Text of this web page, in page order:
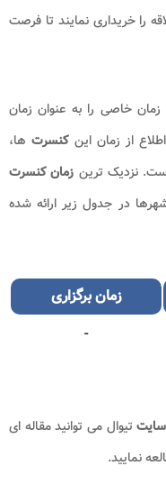
را خریداری نمایند تا فرصت
خاصی را به عنوان زمان
از زمان اینکنسرت ها،
نزدیک ترین زمان کنسرت
در جدول زیر ارائه شده
زمان برگزاری
-
سایتتیوال می توانید مقاله ای
نمایید.